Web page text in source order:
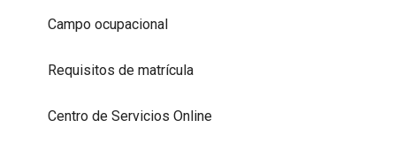
Campo ocupacional
Requisitos de matrícula
Centro de Servicios Online